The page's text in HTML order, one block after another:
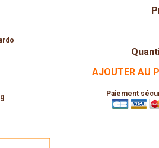
AJOUTER AU
Paiement